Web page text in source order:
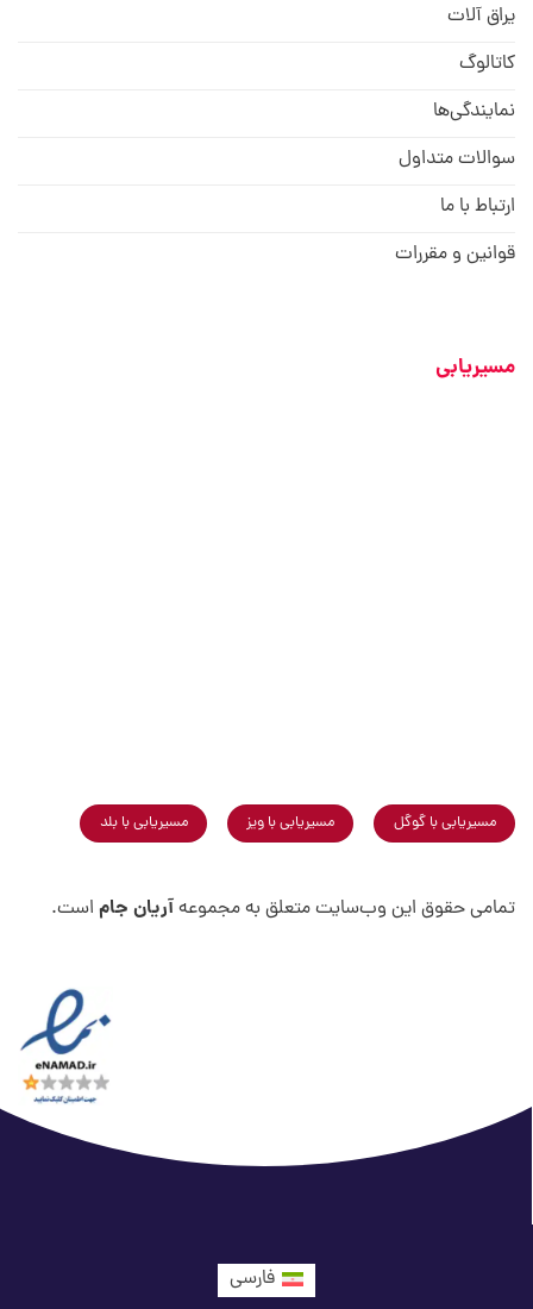
یراق آلات
کاتالوگ
نمایندگی‌ها
سوالات متداول
ارتباط با ما
قوانین و مقررات
مسیریابی
مسیریابی با گوگل مسیریابی با ویز مسیریابی با بلد
تمامی حقوق این وب‌سایت متعلق به مجموعهآریان جام است.
فارسی